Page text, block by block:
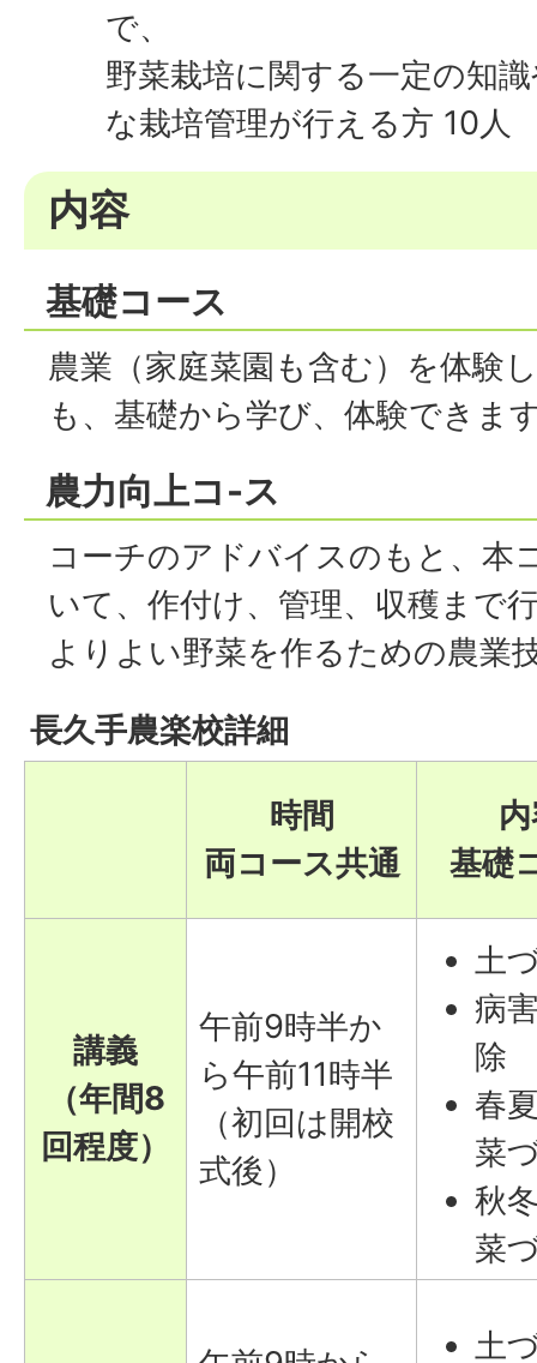
で、
野菜栽培に関する一定の知
な栽培管理が行える方 10人
内容
基礎コース
農業（家庭菜園も含む）を体験
も、基礎から学び、体験できま
農力向上コ-ス
コーチのアドバイスのもと、本
いて、作付け、管理、収穫まで
よりよい野菜を作るための農業
長久手農楽校詳細
時間
両コース共通
基礎
講義
（年間8
回程度）
午前9時半か
ら午前11時半
（初回は開校
式後）
土
病
除
春
菜
秋
菜
土